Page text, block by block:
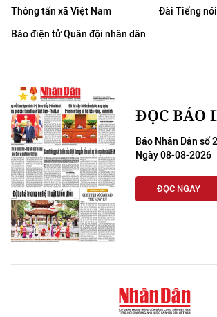
Y TẾ
KHOA HỌC - CÔNG NGHỆ
MÔI TRƯỜNG
BẠN ĐỌC
KIỂM CHỨNG THÔNG TIN
54 DÂN TỘC VIỆT NAM
Thông tấn xã Việt Nam
Đài Tiếng
Báo điện tử Quân đội nhân dân
ĐỌC BÁO
Báo Nhân Dân số
Ngày 08-08-2026
ĐỌC NGAY